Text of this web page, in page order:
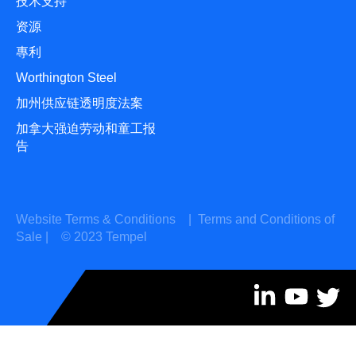
资源
專利
Worthington Steel
加州供应链透明度法案
加拿大强迫劳动和童工报
告
Website Terms & Conditions
Terms and Conditions of
Sale | © 2023 Tempel